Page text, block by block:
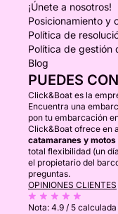
¡Únete a nosotros!
Posicionamiento y
Política de
Política de gestión
Blog
PUEDES
Click&Boat es la
Encuentra una
pon tu embarcación
Click&Boat ofrece en
catamaranes y motos
total flexibilidad (un
el propietario del
preguntas.
OPINIONES CLIENTES
Nota: 4.9 / 5 calculada